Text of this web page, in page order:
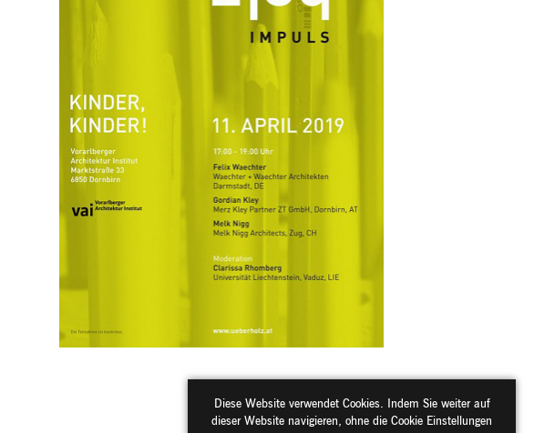
Diese Website verwendet Cookies. Indem Sie weiter auf
dieser Website navigieren, ohne die Cookie Einstellungen